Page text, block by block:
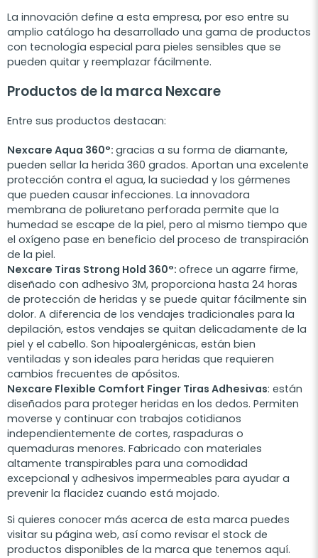
La innovación define a esta empresa, por eso entre su
amplio catálogo ha desarrollado una gama de productos
con tecnología especial para pieles sensibles que se
pueden quitar y reemplazar fácilmente.
Productos de la marca Nexcare
Entre sus productos destacan:
Nexcare Aqua 360°: gracias a su forma de diamante,
pueden sellar la herida 360 grados. Aportan una excelente
protección contra el agua, la suciedad y los gérmenes
que pueden causar infecciones. La innovadora
membrana de poliuretano perforada permite que la
humedad se escape de la piel, pero al mismo tiempo que
el oxígeno pase en beneficio del proceso de transpiración
de la piel.
Nexcare Tiras Strong Hold 360°: ofrece un agarre firme,
diseñado con adhesivo 3M, proporciona hasta 24 horas
de protección de heridas y se puede quitar fácilmente sin
dolor. A diferencia de los vendajes tradicionales para la
depilación, estos vendajes se quitan delicadamente de la
piel y el cabello. Son hipoalergénicas, están bien
ventiladas y son ideales para heridas que requieren
cambios frecuentes de apósitos.
Nexcare Flexible Comfort Finger Tiras Adhesivas: están
diseñados para proteger heridas en los dedos. Permiten
moverse y continuar con trabajos cotidianos
independientemente de cortes, raspaduras o
quemaduras menores. Fabricado con materiales
altamente transpirables para una comodidad
excepcional y adhesivos impermeables para ayudar a
prevenir la flacidez cuando está mojado.
Si quieres conocer más acerca de esta marca puedes
visitar su página web, así como revisar el stock de
productos disponibles de la marca que tenemos aquí.